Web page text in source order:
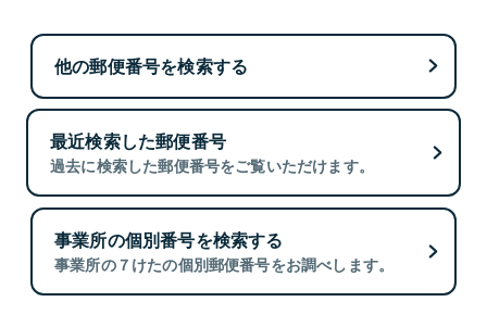
他の郵便番号を検索する
最近検索した郵便番号
過去に検索した郵便番号をご覧いただけます。
事業所の個別番号を検索する
事業所の７けたの個別郵便番号をお調べします。